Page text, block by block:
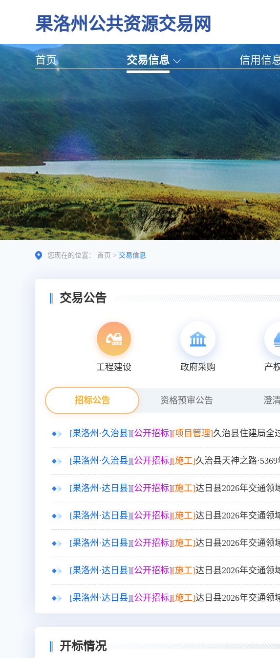
果洛州公共资源交易网
首页 交易信息 信用信
您现在的位置： 首页 > 交易信息
交易公告
工程建设 政府采购 产
招标公告 资格预审公告 澄
[果洛州·久治县][公开招标][项目管理]久治县住建局全
[果洛州·久治县][公开招标][施工]久治县天神之路
[果洛州·达日县][公开招标][施工]达日县2026年交通领
[果洛州·达日县][公开招标][施工]达日县2026年交通领
[果洛州·达日县][公开招标][施工]达日县2026年交通领
[果洛州·达日县][公开招标][施工]达日县2026年交通领
[果洛州·达日县][公开招标][施工]达日县2026年交通领
开标情况